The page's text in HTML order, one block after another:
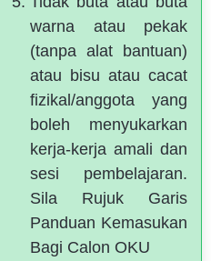
warna atau pekak
(tanpa alat bantuan)
atau bisu atau cacat
fizikal/anggota yang
boleh menyukarkan
kerja-kerja amali dan
sesi pembelajaran.
Sila Rujuk Garis
Panduan Kemasukan
Bagi Calon OKU